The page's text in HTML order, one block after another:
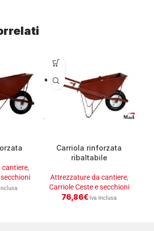
,
Carriola rinforzata
ribaltabile
Attrezzature da cantiere,
Carriole Ceste e secchioni
76,86€ Iva Inclusa